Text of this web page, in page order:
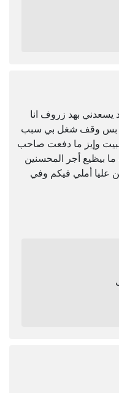
يسعدني بهد زروف انا
بس وقف شغل بي سبب
وإيز ما دفعت صاحب
ما بيظيع أجر المحسنين
عليا أملي فيكم وفي